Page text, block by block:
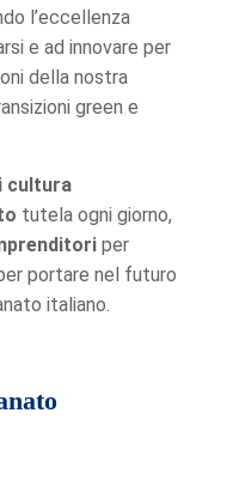
l’eccellenza
e ad innovare per
della nostra
green e
cultura
tutela ogni giorno,
per
portare nel futuro
italiano.